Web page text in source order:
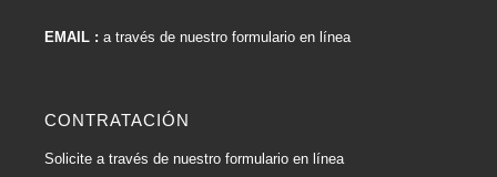
EMAIL : a través de nuestro formulario en línea
CONTRATACIÓN
Solicite a través de nuestro formulario en línea